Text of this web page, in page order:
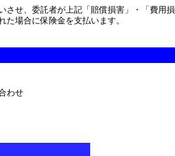
せ、委託者が上記「賠償損害」・「費用損
場合に保険金を支払います。
わせ